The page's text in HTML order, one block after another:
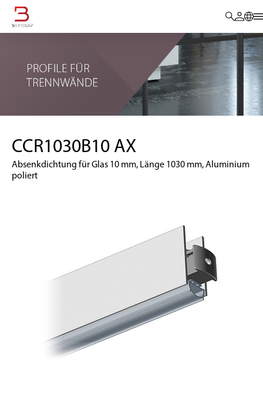
CCR1030B10 AX
Absenkdichtung für Glas 10 mm, Länge 1030 mm, Aluminium
poliert